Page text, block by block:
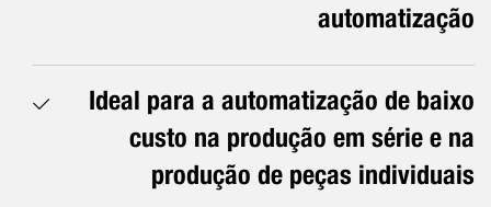
automatização
Ideal para a automatização de baixo
custo na produção em série e na
produção de peças individuais